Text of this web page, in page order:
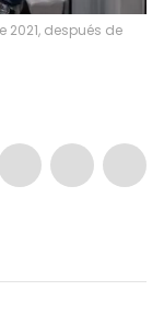
2021, después de